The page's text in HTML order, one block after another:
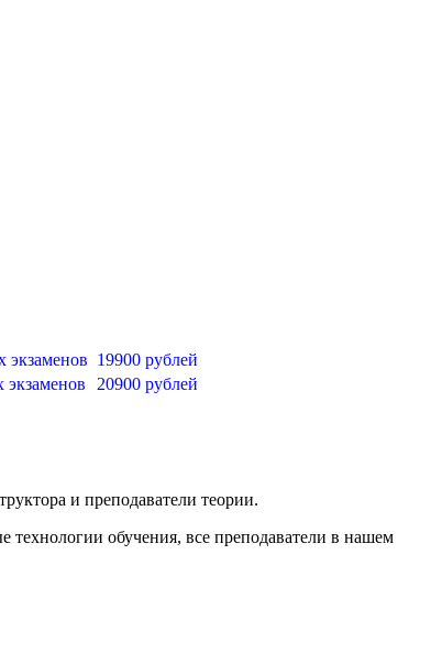
19900 рублей
20900 рублей
и преподаватели теории.
обучения, все преподаватели в нашем